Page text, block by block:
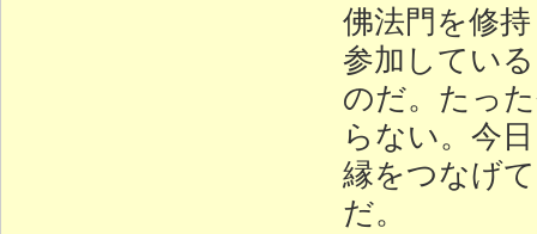
佛法門を修
参加してい
のだ。たっ
らない。今
縁をつなげ
だ。